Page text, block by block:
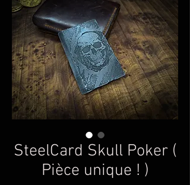
SteelCard Skull Poker (
Pièce unique ! )